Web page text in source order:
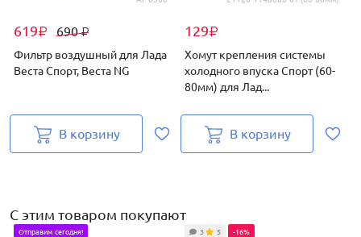
619₽ 690₽
Фильтр воздушный для Лада
Веста Спорт, Веста NG
В корзину
129₽
Хомут крепления системы
холодного впуска Спорт (60-
80мм) для Лад...
В корзину
С этим товаром покупают
Отправим сегодня! 3 5 -16%